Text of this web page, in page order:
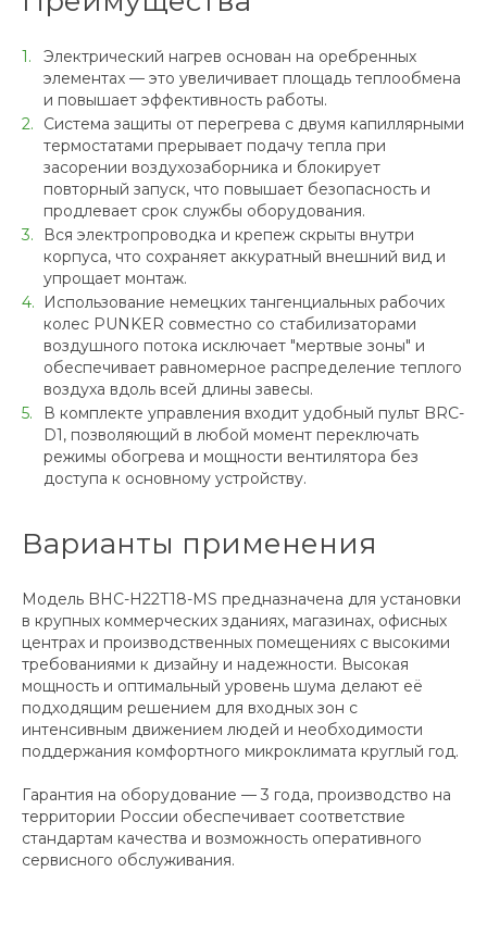
Электрический нагрев основан на оребренных
элементах — это увеличивает площадь теплообмена
и повышает эффективность работы.
Система защиты от перегрева с двумя капиллярными
термостатами прерывает подачу тепла при
засорении воздухозаборника и блокирует
повторный запуск, что повышает безопасность и
продлевает срок службы оборудования.
Вся электропроводка и крепеж скрыты внутри
корпуса, что сохраняет аккуратный внешний вид и
упрощает монтаж.
Использование немецких тангенциальных рабочих
колес PUNKER совместно со стабилизаторами
воздушного потока исключает "мертвые зоны" и
обеспечивает равномерное распределение теплого
воздуха вдоль всей длины завесы.
В комплекте управления входит удобный пульт BRC-
D1, позволяющий в любой момент переключать
режимы обогрева и мощности вентилятора без
доступа к основному устройству.
Варианты применения
Модель BHC-H22T18-MS предназначена для установки
в крупных коммерческих зданиях, магазинах, офисных
центрах и производственных помещениях с высокими
требованиями к дизайну и надежности. Высокая
мощность и оптимальный уровень шума делают её
подходящим решением для входных зон с
интенсивным движением людей и необходимости
поддержания комфортного микроклимата круглый год.
Гарантия на оборудование — 3 года, производство на
территории России обеспечивает соответствие
стандартам качества и возможность оперативного
сервисного обслуживания.